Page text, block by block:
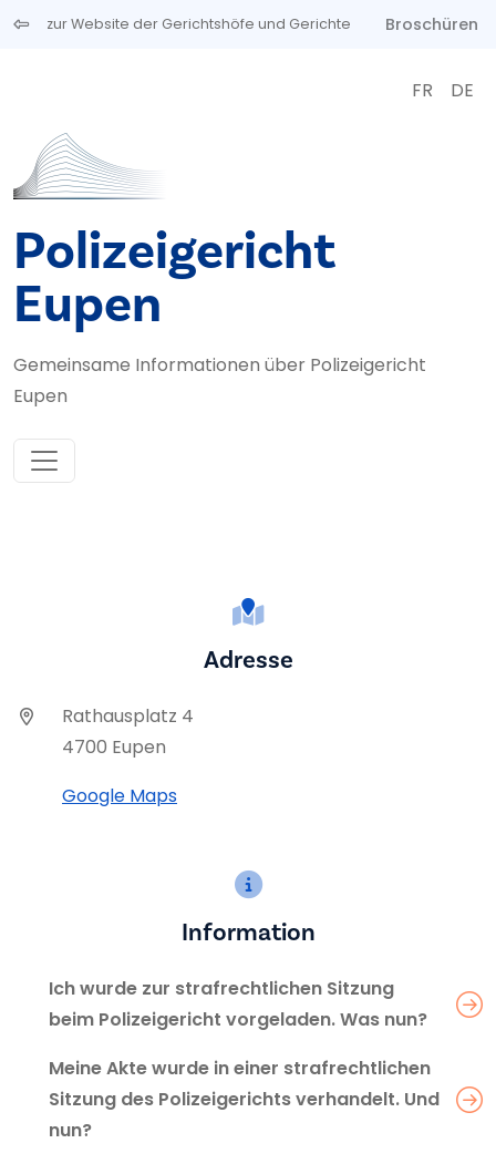
Direkt zum Inhalt
zur Website der Gerichtshöfe und Gerichte Broschüren
FR DE
Polizeigericht
Eupen
Gemeinsame Informationen über Polizeigericht
Eupen
Adresse
Rathausplatz 4
4700 Eupen
Google Maps
Information
Ich wurde zur strafrechtlichen Sitzung
beim Polizeigericht vorgeladen. Was nun?
Meine Akte wurde in einer strafrechtlichen
Sitzung des Polizeigerichts verhandelt. Und
nun?